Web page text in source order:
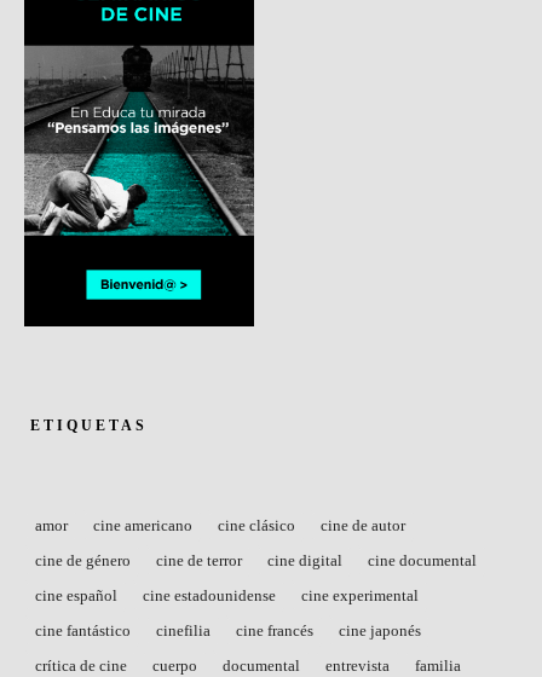
ETIQUETAS
amor cine americano cine clásico
cine de autor
cine de género
cine de terror cine digital
cine documental
cine español
cine estadounidense
cine experimental
cine fantástico
cinefilia cine francés
cine japonés
crítica de cine
cuerpo documental entrevista
familia